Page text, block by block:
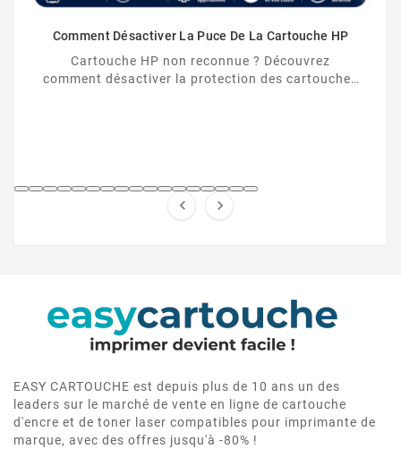
Comment Désactiver La Puce De La Cartouche HP
Cartouche HP non reconnue ? Découvrez
comment désactiver la protection des cartouches
 
EASY CARTOUCHE est depuis plus de 10 ans un des
leaders sur le marché de vente en ligne de cartouche
d'encre et de toner laser compatibles pour imprimante de
marque, avec des offres jusqu'à -80% !